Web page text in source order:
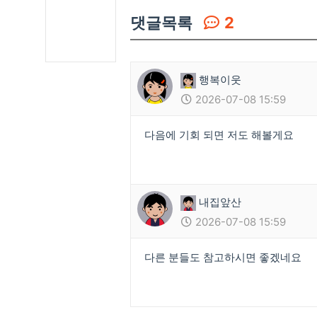
댓글목록 2
행복이웃
2026-07-08 15:59
다음에 기회 되면 저도 해볼게요
내집앞산
2026-07-08 15:59
다른 분들도 참고하시면 좋겠네요